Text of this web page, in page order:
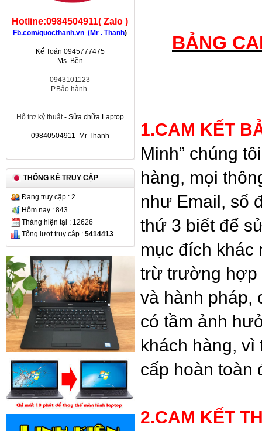
Hotline:0984504911( Zalo )
Fb.com/quocthanh.vn (Mr . Thanh)
Kế Toán 0945777475
Ms .Bền
0943101123
P.Bảo hành
Hổ trợ kỷ thuật- Sửa chữa Laptop
09840504911 Mr Thanh
THỐNG KÊ TRUY CẬP
Đang truy cập : 2
Hôm nay : 843
Tháng hiện tại : 12626
Tổng lượt truy cập : 5414413
BẢNG
1.CAM KẾT
Minh” chúng
hàng, mọi
như Email, số
thứ 3 biết để
mục đích khác
trừ trường hợp
và hành pháp,
có tầm ảnh
khách hàng, vì
cấp hoàn toàn
2.CAM KẾT